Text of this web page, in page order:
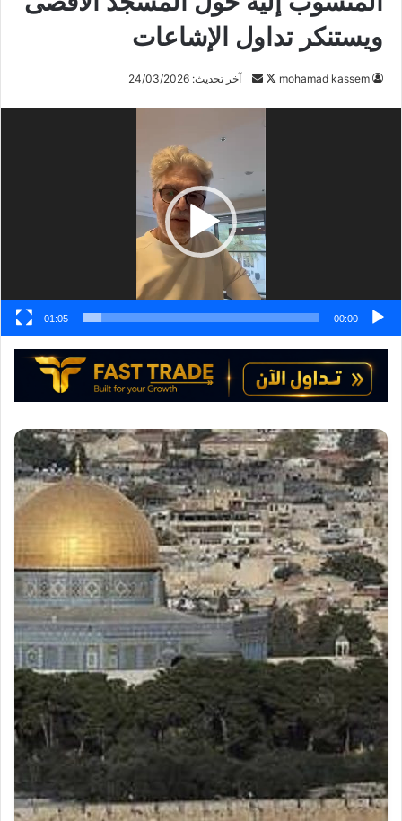
ويستنكر تداول الإشاعات
mohamad kassem
ت
ى
X
ي
د
ا
إ
ك
ت
ن
ا
آخر تحديث: 24/03/2026
مشغل
00:00
01:05